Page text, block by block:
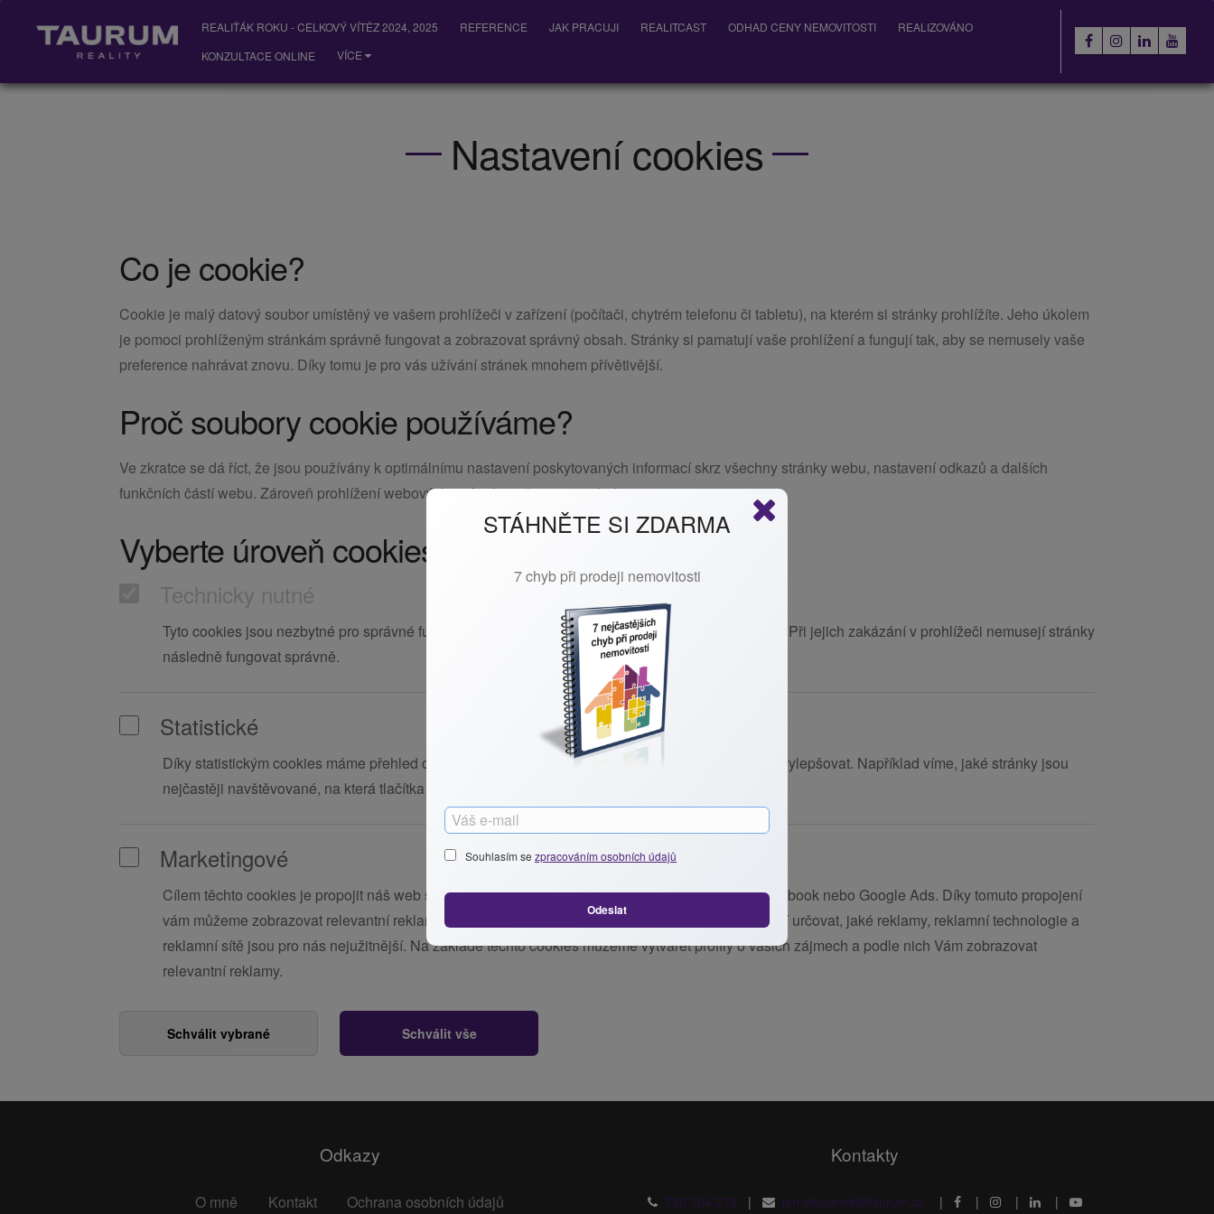
REALIŤÁK ROKU - CELKOVÝ VÍTĚZ 2024, 2025 REFERENCE JAK PRACUJI REALITCAST ODHAD CENY NEMOVITOSTI
REALIZOVÁNO
KONZULTACE ONLINE
VÍCE
Nastavení cookies
Co je cookie?
Cookie je malý datový soubor umístěný ve vašem prohlížeči v zařízení (počítači, chytrém telefonu či tabletu), na kterém si stránky prohlížíte. Jeho úkolem
je pomoci prohlíženým stránkám správně fungovat a zobrazovat správný obsah. Stránky si pamatují vaše prohlížení a fungují tak, aby se nemusely vaše
preference nahrávat znovu. Díky tomu je pro vás užívání stránek mnohem přívětivější.
Proč soubory cookie používáme?
Ve zkratce se dá říct, že jsou používány k optimálnímu nastavení poskytovaných informací skrz všechny stránky webu, nastavení odkazů a dalších
funkčních částí webu. Zároveň prohlížení webových stránek nijak nezpomalují.
Vyberte úroveň cookies, kterou chcete povolit
Technicky nutné
Tyto cookies jsou nezbytné pro správné fungování internetových stránek a není možné je vypnout. Při jejich zakázání v prohlížeči nemusejí stránky
následně fungovat správně.
Statistické
Díky statistickým cookies máme přehled o využití webu a díky tomu ho pro vás můžeme neustále vylepšovat. Například víme, jaké stránky jsou
nejčastěji navštěvované, na která tlačítka uživatelé klikají apod.
Marketingové
Cílem těchto cookies je propojit náš web se sociálními a reklamními sítěmi 3. stran jako např. Facebook nebo Google Ads. Díky tomuto propojení
vám můžeme zobrazovat relevantní reklamu i mimo náš web. Soubory cookies nám také pomáhají určovat, jaké reklamy, reklamní technologie a
reklamní sítě jsou pro nás nejužitnější. Na základě těchto cookies můžeme vytvářet profily o vašich zájmech a podle nich Vám zobrazovat
relevantní reklamy.
Schválit vybrané Schválit vše
Odkazy
O mně Kontakt Ochrana osobních údajů
Kontakty
720 704 275 | jan.stepanek@taurum.cz | | | |
STÁHNĚTE SI ZDARMA
7 chyb při prodeji nemovitosti
Souhlasím se zpracováním osobních údajů
Odeslat